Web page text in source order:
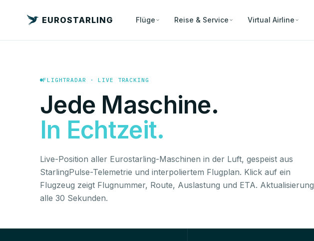
EUROSTARLING Flüge Reise & Service Virtual Airline
FLIGHTRADAR · LIVE TRACKING
Jede Maschine.
In Echtzeit.
Live-Position aller Eurostarling-Maschinen in der Luft, gespeist aus
StarlingPulse-Telemetrie und interpoliertem Flugplan. Klick auf ein
Flugzeug zeigt Flugnummer, Route, Auslastung und ETA. Aktualisierung
alle 30 Sekunden.